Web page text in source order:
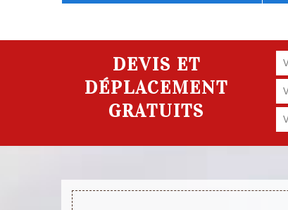
DEVIS ET
DÉPLACEMENT
GRATUITS